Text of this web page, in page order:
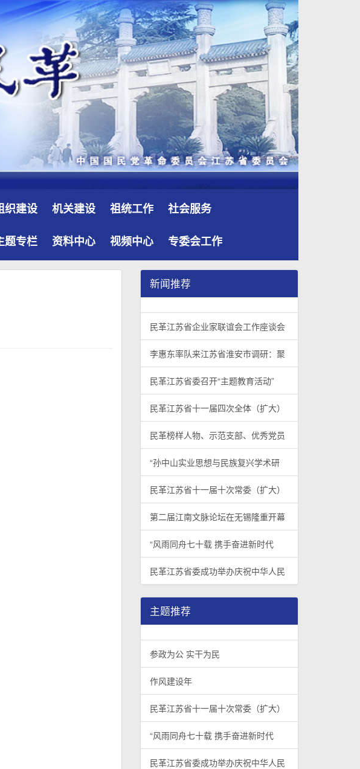
织建设 机关建设 祖统工作 社会服务
题专栏 资料中心 视频中心 专委会工作
新闻推荐
民革江苏省企业家联谊会工作座谈会在宁召开
1/3 李惠东率队来江苏省淮安市调研：聚焦民革党
2/3 民革江苏省委召开“主题教育活动” 领导班子民
3/3
民革江苏省企业家联谊会工作座谈会
李惠东率队来江苏省淮安市调研：聚
民革江苏省委召开“主题教育活动”
民革江苏省十一届四次全体（扩大）
民革榜样人物、示范支部、优秀党员
“孙中山实业思想与民族复兴学术研
民革江苏省十一届十次常委（扩大）
第二届江南文脉论坛在无锡隆重开幕
“风雨同舟七十载 携手奋进新时代
民革江苏省委成功举办庆祝中华人民
主题推荐
参政为公 实干为民
作风建设年
民革江苏省十一届十次常委（扩大）
“风雨同舟七十载 携手奋进新时代
民革江苏省委成功举办庆祝中华人民